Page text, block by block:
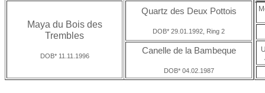
Maya du Bois des
Trembles
DOB* 11.11.1996
Quartz des Deux Pottois
DOB* 29.01.1992, Ring 2
Canelle de la Bambeque
DOB* 04.02.1987